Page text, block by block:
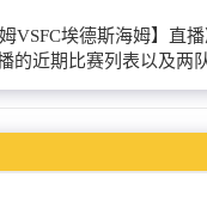
VSFC埃德斯海姆】直
近期比赛列表以及两